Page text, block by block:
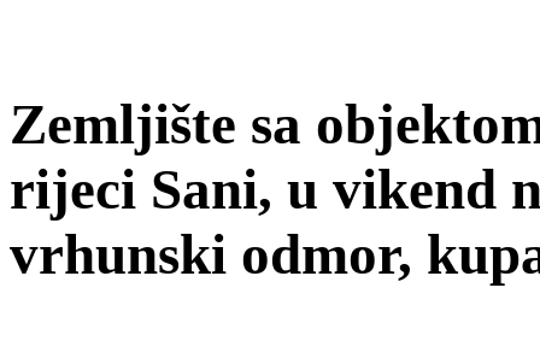
Zemljište sa
rijeci Sani, u vikend
vrhunski odmor,